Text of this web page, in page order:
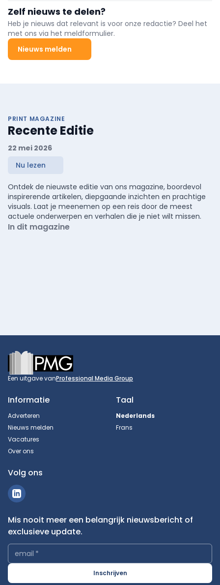
twee bedrijven met gedeelde waarden om elkaar te versterken.
Zelf nieuws te delen?
Heb je nieuws dat relevant is voor onze redactie? Deel het
met ons via het meldformulier.
Nieuws melden
PRINT MAGAZINE
Recente Editie
22 mei 2026
Nu lezen
Ontdek de nieuwste editie van ons magazine, boordevol
inspirerende artikelen, diepgaande inzichten en prachtige
visuals. Laat je meenemen op een reis door de meest
actuele onderwerpen en verhalen die je niet wilt missen.
In dit magazine
Footer
Een uitgave vanProfessional Media Group
Informatie
Adverteren
Nieuws melden
Vacatures
Over ons
Taal
Nederlands
Frans
Volg ons
Mis nooit meer een belangrijk nieuwsbericht of
exclusieve update.
email *
Inschrijven